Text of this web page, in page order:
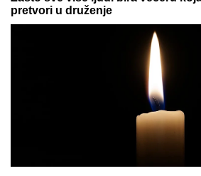
Nova železnička nesreća u
nakon nesreće u kojoj je